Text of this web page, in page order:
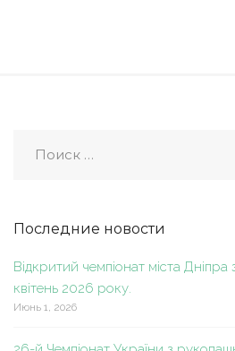
Последние новости
Відкритий чемпіонат міста
квітень 2026 року.
Июнь 1, 2026